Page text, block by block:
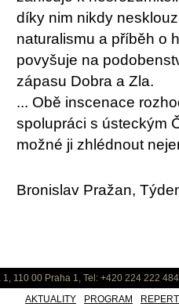
díky nim nikdy
naturalismu a příběh o
povyšuje na
zápasu Dobra a Zla.
... Obě inscenace
spolupráci s ústeckým
možné ji zhlédnout
Bronislav Pražan,
110 00 Praha 1, Tel: +420 224 222
AKTUALITY
PROGRAM